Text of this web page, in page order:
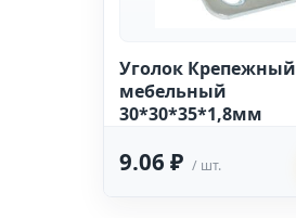
Уголок Крепежный
мебельный
30*30*35*1,8мм
9.06 ₽ / шт.